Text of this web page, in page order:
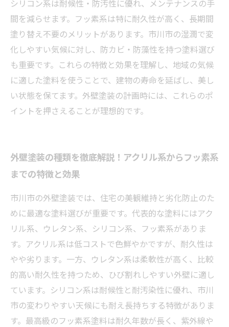
シリコン系は耐候性・防汚性に優れ、メンテナンスの手
間を減らせます。フッ素系は特に耐久性が高く、長期間
塗り替え不要のメリットがあります。市川市の湿潤で変
化しやすい気候に対し、防カビ・防藻性を持つ塗料選び
も重要です。これらの特徴と効果を理解し、地域の気候
に適した塗料を使うことで、建物の寿命を延ばし、美し
い状態を保てます。外壁塗装の計画時には、これらのポ
イントを押さえることが理想的です。
外壁塗装の種類を徹底解説！アクリル系からフッ素系
までの特徴と効果
市川市の外壁塗装では、住宅の美観維持と劣化防止のた
めに最適な塗料選びが重要です。代表的な塗料にはアク
リル系、ウレタン系、シリコン系、フッ素系がありま
す。アクリル系は低コストで色鮮やかですが、耐久性は
やや劣ります。一方、ウレタン系は柔軟性が高く、比較
的高い耐久性を持つため、ひび割れしやすい外壁に適し
ています。シリコン系は耐候性と耐汚染性に優れ、市川
市の変わりやすい天候にも耐え長持ちする特徴がありま
す。最高級のフッ素系塗料は耐久年数が長く、紫外線や